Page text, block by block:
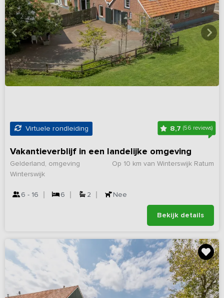
Virtuele rondleiding 8,7 (56 reviews)
Vakantieverblijf in een landelijke omgeving
Op 10 km van Winterswijk Ratum
Gelderland, omgeving
Winterswijk
6 - 16 6 2 Nee
Bekijk details